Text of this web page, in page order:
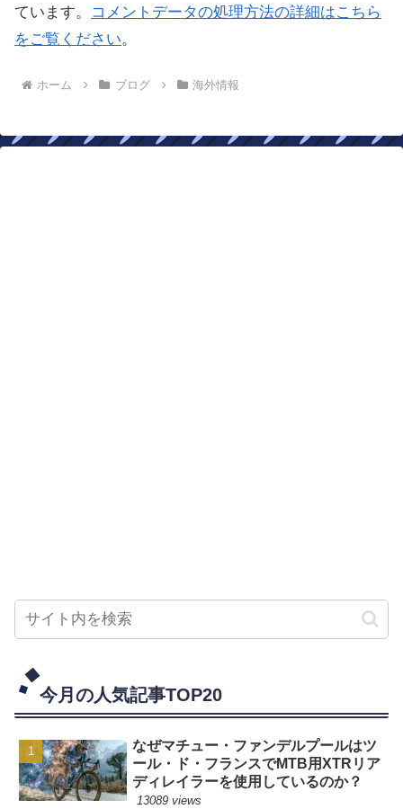
ています。
コメントデータの処理方法の詳細はこちら
をご覧ください。
ホーム ブログ 海外情報
今月の人気記事TOP20
なぜマチュー・ファンデルプールはツ
ール・ド・フランスでMTB用XTRリア
ディレイラーを使用しているのか？
13089 views